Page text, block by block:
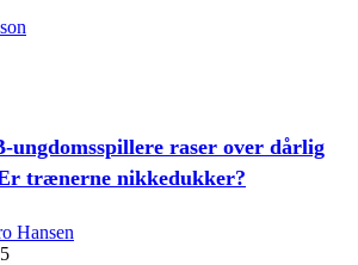
ungdomsspillere raser over dårlig
trænerne nikkedukker?
Hansen